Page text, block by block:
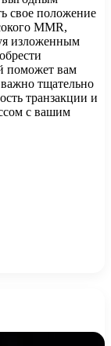
свое положение
MMR,
изложенным
поможет вам
тщательно
транзакции и
с вашим